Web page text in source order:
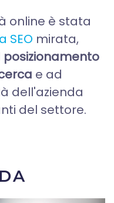
online è stata
SEO mirata,
posizionamento
e ad
dell'azienda
del settore.